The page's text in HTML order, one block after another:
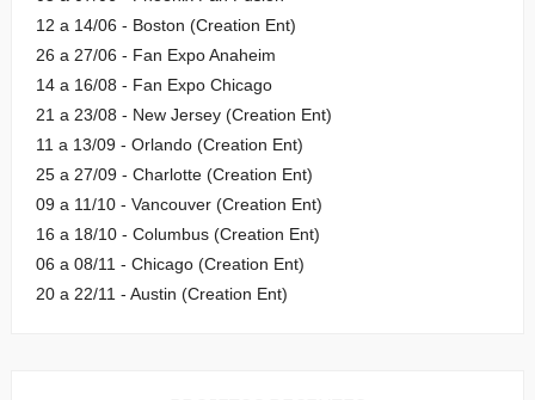
12 a 14/06 - Boston (Creation Ent)
26 a 27/06 - Fan Expo Anaheim
14 a 16/08 - Fan Expo Chicago
21 a 23/08 - New Jersey (Creation Ent)
11 a 13/09 - Orlando (Creation Ent)
25 a 27/09 - Charlotte (Creation Ent)
09 a 11/10 - Vancouver (Creation Ent)
16 a 18/10 - Columbus (Creation Ent)
06 a 08/11 - Chicago (Creation Ent)
20 a 22/11 - Austin (Creation Ent)